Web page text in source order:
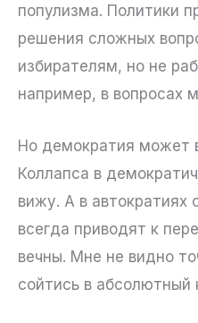
популизма. Политики
решения сложных
избирателям, но не
например, в вопросах
Но демократия может
Коллапса в
вижу. А в автократиях
всегда приводят к
вечны. Мне не видно
сойтись в абсолютный